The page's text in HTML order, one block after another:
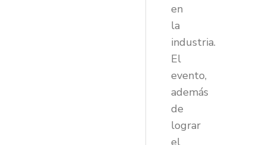
en
la
industria.
El
evento,
además
de
lograr
el